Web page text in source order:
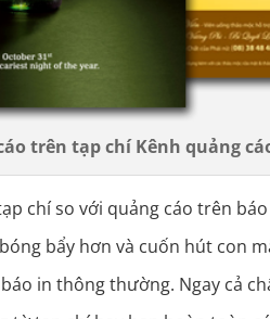
trên tạp chí Kênh quảng
chí so với quảng cáo trên
bẩy hơn và cuốn hút con
in thông thường. Ngay cả